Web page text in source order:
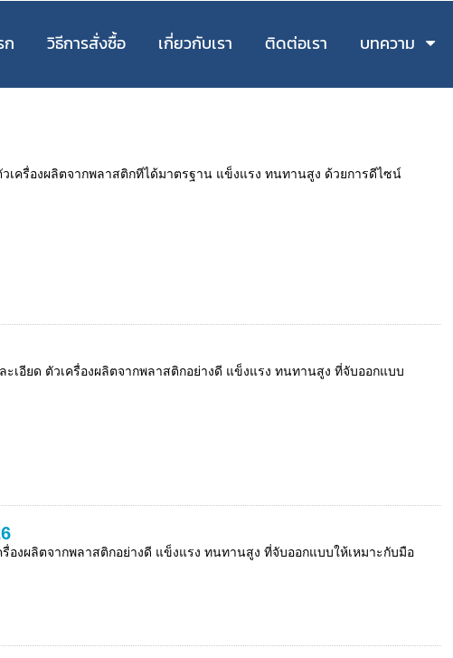
ก วิธีการสั่งซื้อ เกี่ยวกับเรา ติดต่อเรา บทความ
ครื่องผลิตจากพลาสติกทีได้มาตรฐาน แข็งแรง ทนทานสูง ด้วยการดีไซน์
ะเอียด ตัวเครื่องผลิตจากพลาสติกอย่างดี แข็งแรง ทนทานสูง ที่จับออกแบบ
รื่องผลิตจากพลาสติกอย่างดี แข็งแรง ทนทานสูง ที่จับออกแบบให้เหมาะกับมือ